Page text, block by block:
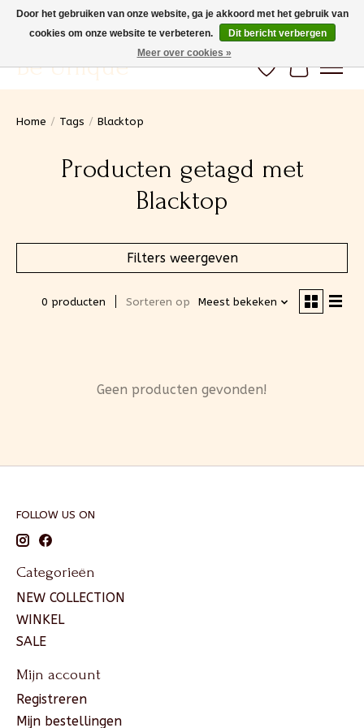
Gratis verzending vanaf 100€ (BE) Snelle levering
Be Unique Verlanglijst
Home / Tags / Blacktop
Producten getagd met
Blacktop
Filters weergeven
0 producten Sorteren op Meest bekeken
Geen producten gevonden!
FOLLOW US ON
Categorieën
NEW COLLECTION
WINKEL
SALE
Mijn account
Registreren
Mijn bestellingen
Door het gebruiken van onze website, ga je akkoord met het gebruik van
cookies om onze website te verbeteren.
Dit bericht verbergen
Meer over cookies »